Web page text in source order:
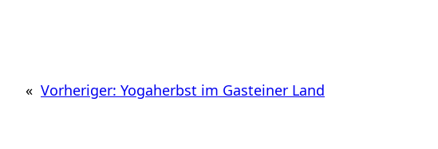
« Vorheriger: Yogaherbst im Gasteiner Land